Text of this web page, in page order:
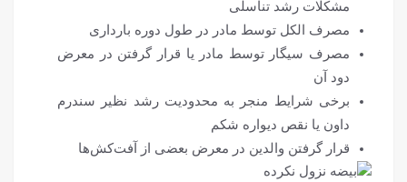
مشکلات رشد تناسلی
مصرف الکل توسط مادر در طول دوره بارداری
مصرف سیگار توسط مادر یا قرار گرفتن در معرض
دود آن
برخی شرایط منجر به محدودیت رشد نظیر سندرم
داون یا نقص دیواره شکم
قرار گرفتن والدین در معرض بعضی از آفت‌کش‌ها